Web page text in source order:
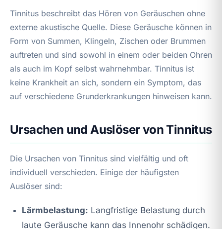
Tinnitus beschreibt das Hören von Geräuschen ohne
externe akustische Quelle. Diese Geräusche können in
Form von Summen, Klingeln, Zischen oder Brummen
auftreten und sind sowohl in einem oder beiden Ohren
als auch im Kopf selbst wahrnehmbar. Tinnitus ist
keine Krankheit an sich, sondern ein Symptom, das
auf verschiedene Grunderkrankungen hinweisen kann.
Ursachen und Auslöser von Tinnitus
Die Ursachen von Tinnitus sind vielfältig und oft
individuell verschieden. Einige der häufigsten
Auslöser sind:
Lärmbelastung: Langfristige Belastung durch
laute Geräusche kann das Innenohr schädigen.